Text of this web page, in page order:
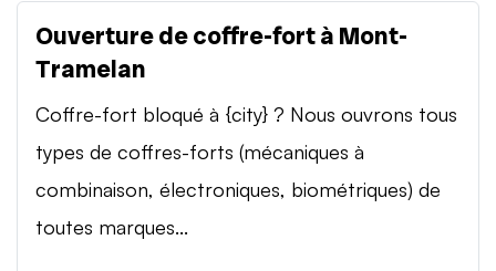
Ouverture de coffre-fort à Mont-
Tramelan
Coffre-fort bloqué à {city} ? Nous ouvrons tous
types de coffres-forts (mécaniques à
combinaison, électroniques, biométriques) de
toutes marques...